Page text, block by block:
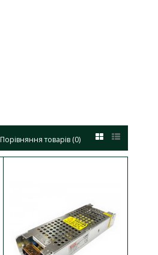
Порівняння товарів (0)
В порівняння
В закладки